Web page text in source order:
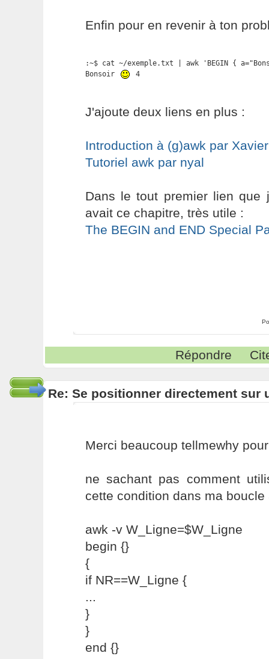
Enfin pour en revenir à ton
:~$ cat ~/exemple.txt | awk 'BEGIN {
Bonsoir
4
J'ajoute deux liens en plus :
Introduction à (g)awk par
Tutoriel awk par nyal
Dans le tout premier lien que
avait ce chapitre, très utile :
The BEGIN and END Special
Répondre
Re: Se positionner directement sur
Merci beaucoup tellmewhy
ne sachant pas comment
cette condition dans ma boucle
awk -v W_Ligne=$W_Ligne
begin {}
{
if NR==W_Ligne {
...
}
}
end {}